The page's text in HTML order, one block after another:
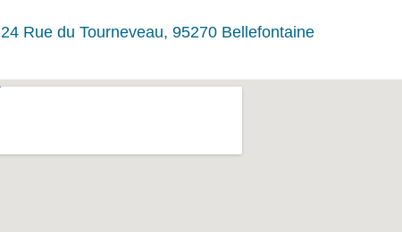
24 Rue du Tourneveau, 95270 Bellefontaine